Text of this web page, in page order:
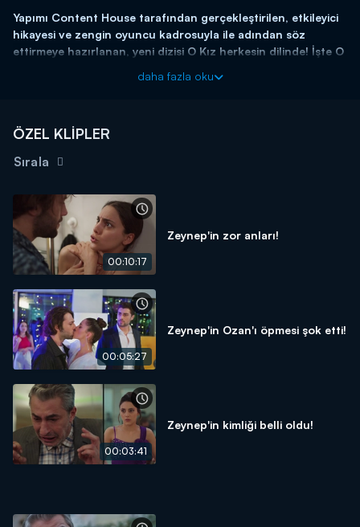
Yapımı Content House tarafından gerçekleştirilen, etkileyici
hikayesi ve zengin oyuncu kadrosuyla ile adından söz
ettirmeye hazırlanan, yeni dizisi O Kız herkesin dilinde! İşte O
daha fazla oku
ÖZEL KLİPLER
Sırala
00:10:17
Zeynep'in zor anları!
00:05:27
Zeynep'in Ozan'ı öpmesi şok etti!
00:03:41
Zeynep'in kimliği belli oldu!